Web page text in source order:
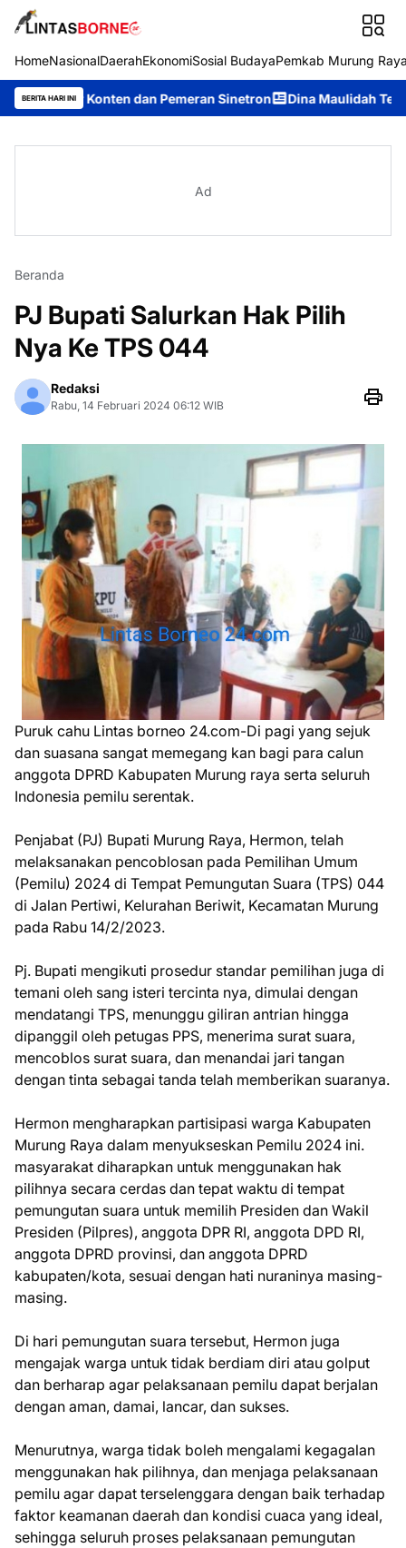
HomeNasionalDaerahEkonomiSosial BudayaPemkab Murung
BERITA HARI INI
Konten dan Pemeran Sinetron Dina Maulidah Terpilih
Ad
Beranda
PJ Bupati Salurkan Hak Pilih
Nya Ke TPS 044
Redaksi
Rabu, 14 Februari 2024 06:12 WIB
Puruk cahu Lintas borneo 24.com-Di pagi yang sejuk
dan suasana sangat memegang kan bagi para calun
anggota DPRD Kabupaten Murung raya serta seluruh
Indonesia pemilu serentak.
Penjabat (PJ) Bupati Murung Raya, Hermon, telah
melaksanakan pencoblosan pada Pemilihan Umum
(Pemilu) 2024 di Tempat Pemungutan Suara (TPS) 044
di Jalan Pertiwi, Kelurahan Beriwit, Kecamatan Murung
pada Rabu 14/2/2023.
Pj. Bupati mengikuti prosedur standar pemilihan juga di
temani oleh sang isteri tercinta nya, dimulai dengan
mendatangi TPS, menunggu giliran antrian hingga
dipanggil oleh petugas PPS, menerima surat suara,
mencoblos surat suara, dan menandai jari tangan
dengan tinta sebagai tanda telah memberikan suaranya.
Hermon mengharapkan partisipasi warga Kabupaten
Murung Raya dalam menyukseskan Pemilu 2024 ini.
masyarakat diharapkan untuk menggunakan hak
pilihnya secara cerdas dan tepat waktu di tempat
pemungutan suara untuk memilih Presiden dan Wakil
Presiden (Pilpres), anggota DPR RI, anggota DPD RI,
anggota DPRD provinsi, dan anggota DPRD
kabupaten/kota, sesuai dengan hati nuraninya masing-
masing.
Di hari pemungutan suara tersebut, Hermon juga
mengajak warga untuk tidak berdiam diri atau golput
dan berharap agar pelaksanaan pemilu dapat berjalan
dengan aman, damai, lancar, dan sukses.
Menurutnya, warga tidak boleh mengalami kegagalan
menggunakan hak pilihnya, dan menjaga pelaksanaan
pemilu agar dapat terselenggara dengan baik terhadap
faktor keamanan daerah dan kondisi cuaca yang ideal,
sehingga seluruh proses pelaksanaan pemungutan